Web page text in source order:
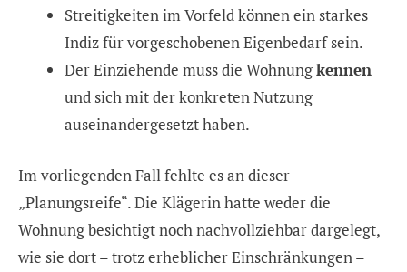
Streitigkeiten im Vorfeld können ein starkes
Indiz für vorgeschobenen Eigenbedarf sein.
Der Einziehende muss die Wohnungkennen
und sich mit der konkreten Nutzung
auseinandergesetzt haben.
Im vorliegenden Fall fehlte es an dieser
„Planungsreife“. Die Klägerin hatte weder die
Wohnung besichtigt noch nachvollziehbar dargelegt,
wie sie dort – trotz erheblicher Einschränkungen –